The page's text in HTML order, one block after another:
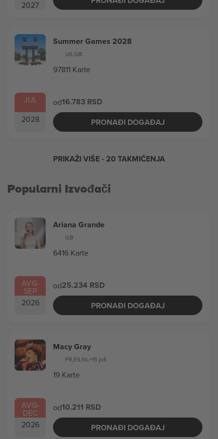
2027
JUL
2028
Summer Games 2028
US,GB
97811 Karte
od16.783 RSD
PRONAĐI DOGAĐAJ
PRIKAŽI VIŠE- 20 TAKMIČENJA
Popularni Izvođači
AVG-
SEP
2026
Ariana Grande
GB
6416 Karte
od25.234 RSD
PRONAĐI DOGAĐAJ
AVG-
DEC
2026
Macy Gray
FR,ES,NL+15 još
19 Karte
od10.211 RSD
PRONAĐI DOGAĐAJ